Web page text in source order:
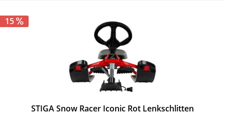
15
STIGA Snow Racer Iconic Rot Lenkschlitten